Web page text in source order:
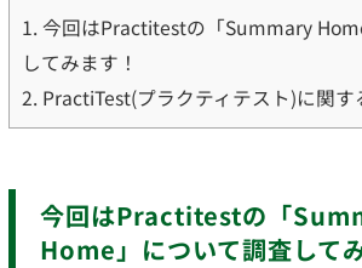
1.今回はPractitestの「Summary
してみます！
2. PractiTest(プラクティテスト)に関
今回はPractitestの「Summary
Home」について調査して